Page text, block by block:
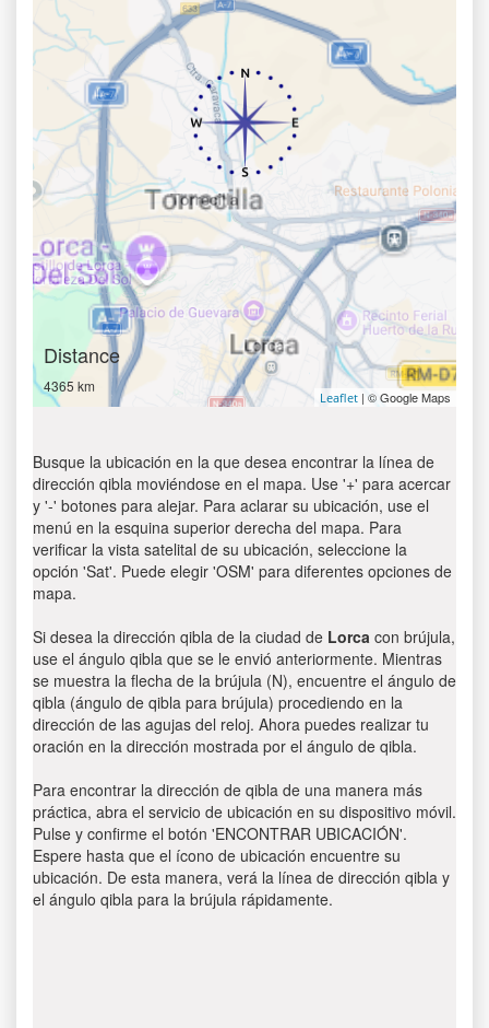
Distance
4365 km
Leaflet | © Google Maps
Busque la ubicación en la que desea encontrar la línea de
dirección qibla moviéndose en el mapa. Use '+' para acercar
y '-' botones para alejar. Para aclarar su ubicación, use el
menú en la esquina superior derecha del mapa. Para
verificar la vista satelital de su ubicación, seleccione la
opción 'Sat'. Puede elegir 'OSM' para diferentes opciones de
mapa.
Si desea la dirección qibla de la ciudad de Lorca con brújula,
use el ángulo qibla que se le envió anteriormente. Mientras
se muestra la flecha de la brújula (N), encuentre el ángulo de
qibla (ángulo de qibla para brújula) procediendo en la
dirección de las agujas del reloj. Ahora puedes realizar tu
oración en la dirección mostrada por el ángulo de qibla.
Para encontrar la dirección de qibla de una manera más
práctica, abra el servicio de ubicación en su dispositivo móvil.
Pulse y confirme el botón 'ENCONTRAR UBICACIÓN'.
Espere hasta que el ícono de ubicación encuentre su
ubicación. De esta manera, verá la línea de dirección qibla y
el ángulo qibla para la brújula rápidamente.